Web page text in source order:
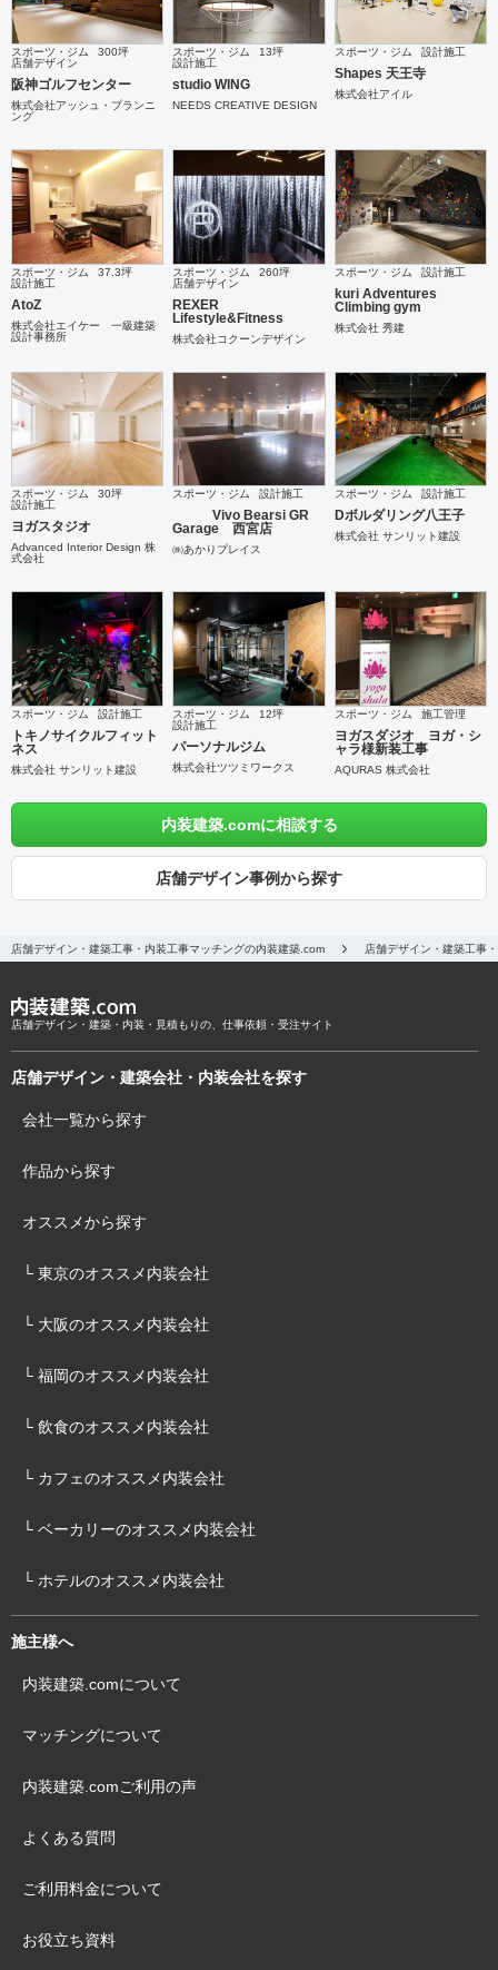
スポーツ・ジム
300坪
店舗デザイン
阪神ゴルフセンター
株式会社アッシュ・プランニ
ング
スポーツ・ジム
13坪
設計施工
studio WING
NEEDS CREATIVE DESIGN
スポーツ・ジム 設計施工
Shapes 天王寺
株式会社アイル
スポーツ・ジム
37.3坪
設計施工
AtoZ
株式会社エイケー 一級建築
設計事務所
スポーツ・ジム
260坪
店舗デザイン
REXER
Lifestyle&Fitness
株式会社コクーンデザイン
スポーツ・ジム 設計施工
kuri Adventures
Climbing gym
株式会社 秀建
スポーツ・ジム
30坪
設計施工
ヨガスタジオ
Advanced Interior Design 株
式会社
スポーツ・ジム 設計施工
Vivo Bearsi GR
Garage 西宮店
㈱あかりプレイス
スポーツ・ジム 設計施工
Dボルダリング八王子
株式会社 サンリット建設
スポーツ・ジム 設計施工
トキノサイクルフィット
ネス
株式会社 サンリット建設
スポーツ・ジム
12坪
設計施工
パーソナルジム
株式会社ツツミワークス
スポーツ・ジム 施工管理
ヨガスダジオ ヨガ・シ
ャラ様新装工事
AQURAS 株式会社
内装建築.comに相談する
店舗デザイン事例から探す
店舗デザイン・建築工事・内装工事マッチングの内装建築.com 店舗デザイン・建築工事
店舗デザイン・建築・内装・見積もりの、仕事依頼・受注サイト
店舗デザイン・建築会社・内装会社を探す
会社一覧から探す
作品から探す
オススメから探す
└ 東京のオススメ内装会社
└ 大阪のオススメ内装会社
└ 福岡のオススメ内装会社
└ 飲食のオススメ内装会社
└ カフェのオススメ内装会社
└ ベーカリーのオススメ内装会社
└ ホテルのオススメ内装会社
施主様へ
内装建築.comについて
マッチングについて
内装建築.comご利用の声
よくある質問
ご利用料金について
お役立ち資料